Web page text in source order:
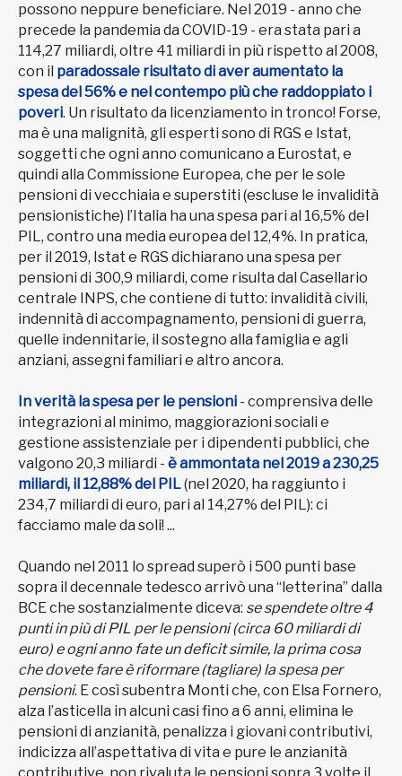
possono neppure beneficiare. Nel 2019 - anno che
precede la pandemia da COVID-19 - era stata pari a
114,27 miliardi, oltre 41 miliardi in più rispetto al 2008,
con il paradossale risultato di aver aumentato la
spesa del 56% e nel contempo più che raddoppiato i
poveri. Un risultato da licenziamento in tronco! Forse,
ma è una malignità, gli esperti sono di RGS e Istat,
soggetti che ogni anno comunicano a Eurostat, e
quindi alla Commissione Europea, che per le sole
pensioni di vecchiaia e superstiti (escluse le invalidità
pensionistiche) l’Italia ha una spesa pari al 16,5% del
PIL, contro una media europea del 12,4%. In pratica,
per il 2019, Istat e RGS dichiarano una spesa per
pensioni di 300,9 miliardi, come risulta dal Casellario
centrale INPS, che contiene di tutto: invalidità civili,
indennità di accompagnamento, pensioni di guerra,
quelle indennitarie, il sostegno alla famiglia e agli
anziani, assegni familiari e altro ancora.
In verità la spesa per le pensioni - comprensiva delle
integrazioni al minimo, maggiorazioni sociali e
gestione assistenziale per i dipendenti pubblici, che
valgono 20,3 miliardi - è ammontata nel 2019 a 230,25
miliardi, il 12,88% del PIL(nel 2020, ha raggiunto i
234,7 miliardi di euro, pari al 14,27% del PIL): ci
facciamo male da soli! ...
Quando nel 2011 lo spread superò i 500 punti base
sopra il decennale tedesco arrivò una “letterina” dalla
BCE che sostanzialmente diceva: se spendete oltre 4
punti in più di PIL per le pensioni (circa 60 miliardi di
euro) e ogni anno fate un deficit simile, la prima cosa
che dovete fare è riformare (tagliare) la spesa per
pensioni. E così subentra Monti che, con Elsa Fornero,
alza l’asticella in alcuni casi fino a 6 anni, elimina le
pensioni di anzianità, penalizza i giovani contributivi,
indicizza all’aspettativa di vita e pure le anzianità